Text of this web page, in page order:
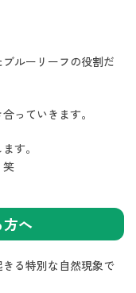
ルーリーフの役割だ
っていきます。
す。
笑
へ
る特別な自然現象で